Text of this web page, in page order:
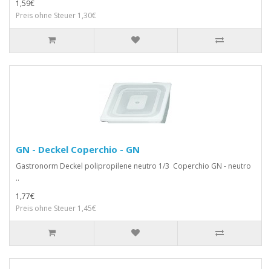
1,59€
Preis ohne Steuer 1,30€
GN - Deckel Coperchio - GN
Gastronorm Deckel polipropilene neutro 1/3 Coperchio GN - neutro
..
1,77€
Preis ohne Steuer 1,45€